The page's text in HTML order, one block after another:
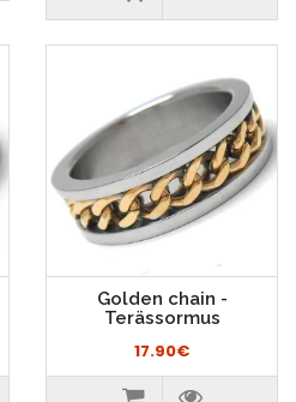
Golden chain -
Terässormus
17.90€